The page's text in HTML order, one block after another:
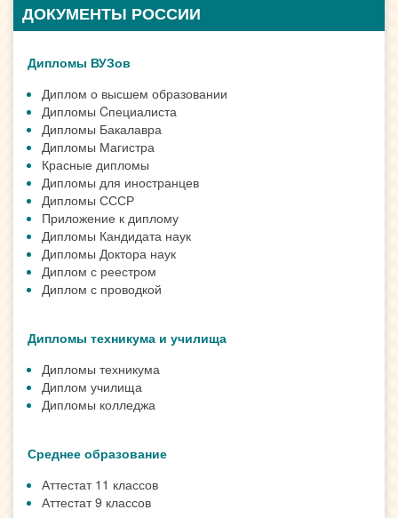
ДОКУМЕНТЫ РОССИИ
Дипломы ВУЗов
Диплом о высшем образовании
Дипломы Cпециалиста
Дипломы Бакалавра
Дипломы Магистра
Красные дипломы
Дипломы для иностранцев
Дипломы СССР
Приложение к диплому
Дипломы Кандидата наук
Дипломы Доктора наук
Диплом с реестром
Диплом с проводкой
Дипломы техникума и училища
Дипломы техникума
Диплом училища
Дипломы колледжа
Среднее образование
Аттестат 11 классов
Аттестат 9 классов